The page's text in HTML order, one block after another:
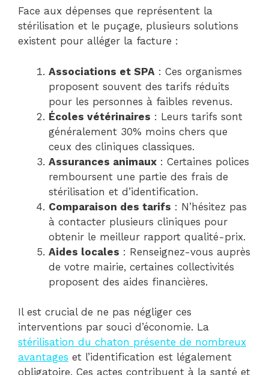
Face aux dépenses que représentent la
stérilisation et le puçage, plusieurs solutions
existent pour alléger la facture :
Associations et SPA : Ces organismes
proposent souvent des tarifs réduits
pour les personnes à faibles revenus.
Écoles vétérinaires : Leurs tarifs sont
généralement 30% moins chers que
ceux des cliniques classiques.
Assurances animaux : Certaines polices
remboursent une partie des frais de
stérilisation et d’identification.
Comparaison des tarifs : N’hésitez pas
à contacter plusieurs cliniques pour
obtenir le meilleur rapport qualité-prix.
Aides locales : Renseignez-vous auprès
de votre mairie, certaines collectivités
proposent des aides financières.
Il est crucial de ne pas négliger ces
interventions par souci d’économie. La
stérilisation du chaton présente de nombreux
avantages et l’identification est légalement
obligatoire. Ces actes contribuent à la santé et